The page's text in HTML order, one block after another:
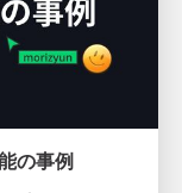
の事例